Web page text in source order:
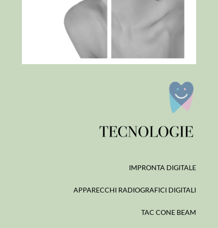
IMPRONTA DIGITALE
APPARECCHI RADIOGRAFICI DIGITALI
TAC CONE BEAM